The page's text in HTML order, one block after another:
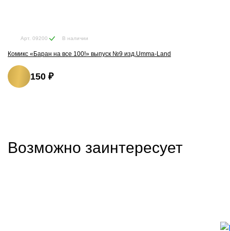
Арт. 09200 В наличии
Комикс «Баран на все 100!» выпуск №9 изд.Umma-Land
150 ₽
Возможно заинтересует